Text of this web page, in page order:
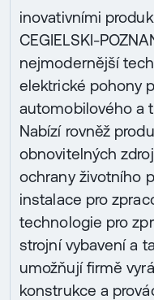
inovativními
CEGIELSKI-
nejmodernější
elektrické pohony
automobilového a
Nabízí rovněž
obnovitelných
ochrany životního
instalace pro
technologie pro
strojní vybavení a
umožňují firmě
konstrukce a